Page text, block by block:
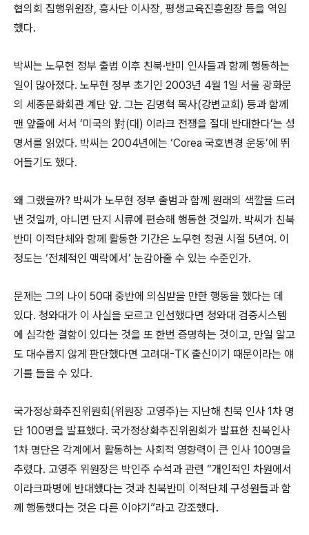
협의회 집행위원장, 흥사단 이사장, 평생교육진흥원장 등을 역임
했다.
박씨는 노무현 정부 출범 이후 친북·반미 인사들과 함께 행동하는
일이 많아졌다. 노무현 정부 초기인 2003년 4월 1일 서울 광화문
의 세종문화회관 계단 앞. 그는 김명혁 목사(강변교회) 등과 함께
맨 앞줄에 서서 ‘미국의 對(대) 이라크 전쟁을 절대 반대한다’는 성
명서를 읽었다. 박씨는 2004년에는 ‘Corea 국호변경 운동’에 뛰
어들기도 했다.
왜 그랬을까? 박씨가 노무현 정부 출범과 함께 원래의 색깔을 드러
낸 것일까, 아니면 단지 시류에 편승해 행동한 것일까. 박씨가 친북
반미 이적단체와 함께 활동한 기간은 노무현 정권 시절 5년여. 이
정도는 ‘전체적인 맥락에서’ 눈감아줄 수 있는 수준인가.
문제는 그의 나이 50대 중반에 의심받을 만한 행동을 했다는 데
있다. 청와대가 이 사실을 모르고 인선했다면 청와대 검증시스템
에 심각한 결함이 있다는 것을 또 한번 증명하는 것이고, 만일 알고
도 대수롭지 않게 판단했다면 고려대-TK 출신이기 때문이라는 얘
기를 들을 수 있다.
국가정상화추진위원회(위원장 고영주)는 지난해 친북 인사 1차 명
단 100명을 발표했다. 국가정상화추진위원회가 발표한 친북인사
1차 명단은 각계에서 활동하는 사회적 영향력이 큰 인사 100명을
추렸다. 고영주 위원장은 박인주 수석과 관련 “개인적인 차원에서
이라크파병에 반대했다는 것과 친북반미 이적단체 구성원들과 함
께 행동했다는 것은 다른 이야기”라고 강조했다.